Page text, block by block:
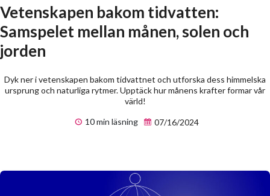
Vetenskapen bakom tidvatten:
Samspelet mellan månen, solen och
jorden
Dyk ner i vetenskapen bakom tidvattnet och utforska dess himmelska
ursprung och naturliga rytmer. Upptäck hur månens krafter formar vår
värld!
10 min läsning
07/16/2024